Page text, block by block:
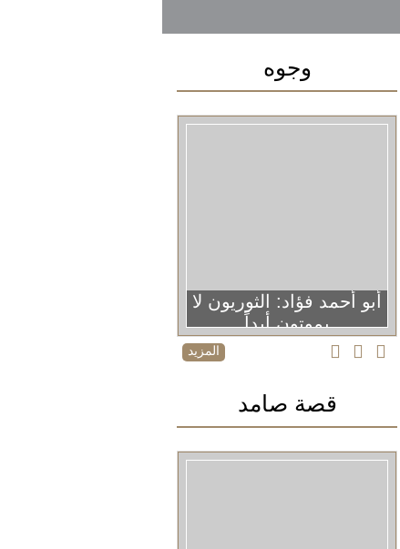
وجوه
أبو أحمد فؤاد: الثوريون لا
يموتون أبداً
المزيد
قصة صامد